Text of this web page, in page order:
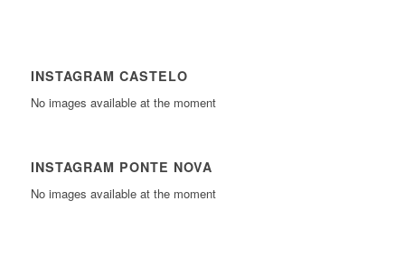
INSTAGRAM CASTELO
No images available at the moment
INSTAGRAM PONTE NOVA
No images available at the moment